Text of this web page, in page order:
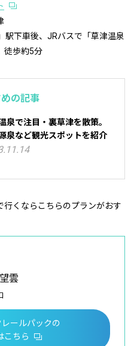
駅下車後、JRバスで「草津温泉
徒歩約5分
の記事
泉で注目・裏草津を散策。
泉など観光スポットを紹介
くならこちらのプランがおす
雲
ールパックの
こちら